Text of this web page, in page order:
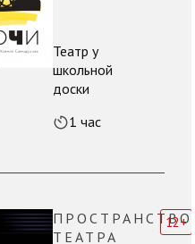
Театр у
школьной
доски
1 час
ПРОСТРАНСТВО
ТЕАТРА
12+